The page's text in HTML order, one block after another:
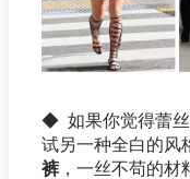
◆ 如果你觉得蕾丝
试另一种全白的风
裤 ，一丝不苟的